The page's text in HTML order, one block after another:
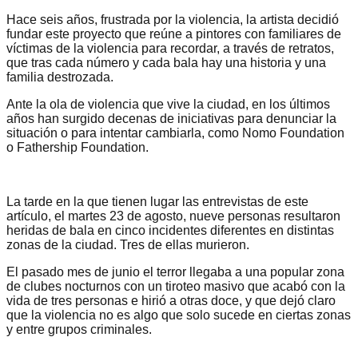
Hace seis años, frustrada por la violencia, la artista decidió
fundar este proyecto que reúne a pintores con familiares de
víctimas de la violencia para recordar, a través de retratos,
que tras cada número y cada bala hay una historia y una
familia destrozada.
Ante la ola de violencia que vive la ciudad, en los últimos
años han surgido decenas de iniciativas para denunciar la
situación o para intentar cambiarla, como Nomo Foundation
o Fathership Foundation.
La tarde en la que tienen lugar las entrevistas de este
artículo, el martes 23 de agosto, nueve personas resultaron
heridas de bala en cinco incidentes diferentes en distintas
zonas de la ciudad. Tres de ellas murieron.
El pasado mes de junio el terror llegaba a una popular zona
de clubes nocturnos con un tiroteo masivo que acabó con la
vida de tres personas e hirió a otras doce, y que dejó claro
que la violencia no es algo que solo sucede en ciertas zonas
y entre grupos criminales.